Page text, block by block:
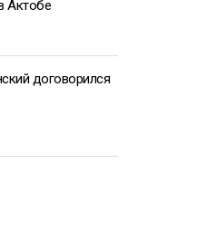
Актобе
договорился